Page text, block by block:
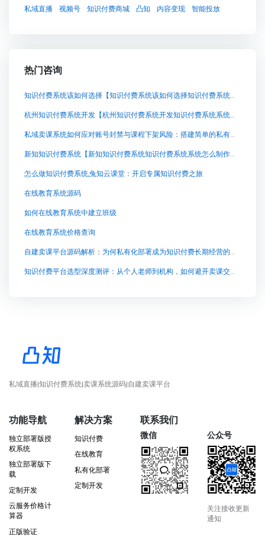
私域直播
视频号 知识付费商城 凸知 内容变现 智能投放
热门咨询
知识付费系统该如何选择【知识付费系统该如何选择知识付费系统系统怎么制作，知识付费系统搭建使用教程】
杭州知识付费系统开发【杭州知识付费系统开发知识付费系统系统怎么制作，知识付费系统搭建使用教程】
私域卖课系统如何应对账号封禁与课程下架风险：搭建简单的私有化部署方案
新知知识付费系统【新知知识付费系统知识付费系统系统怎么制作，知识付费系统搭建使用教程】
怎么做知识付费系统,兔知云课堂：开启专属知识付费之旅
在线教育系统源码
如何在线教育系统中建立班级
在线教育系统价格查询
自建卖课平台源码解析：为何私有化部署成为知识付费长期经营的关键选择
知识付费平台选型深度测评：从个人老师到机构，如何避开卖课交付的常见陷阱
私域直播|知识付费系统|卖课系统源码|自建卖课平台
功能导航
独立部署版授
权系统
独立部署版下
载
定制开发
云服务价格计
算器
正版验证
解决方案
知识付费
在线教育
私有化部署
定制开发
联系我们
微信 公众号
关注接收更新
通知